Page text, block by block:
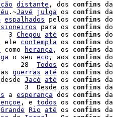
distante , dos confins da
.~Javé julga os confins da
espalhados pelos confins do
para os confins do
3 Chegou até os confins do
ele contempla os confins do
como herança , os confins da
o seu eco , aos confins do
28 Todos os confins da
guerras até os confins do
Jacó até os confins da
3  Desde os confins da
a esperança dos confins da
, e todos os confins da
Grande Rio até os confins da